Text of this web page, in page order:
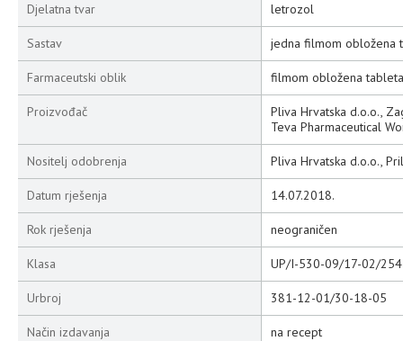
Djelatna tvar letrozol
Sastav jedna filmom obložena
Farmaceutski oblik filmom obložena tableta
Proizvođač
Pliva Hrvatska d.o.o.,
Teva Pharmaceutical
Nositelj odobrenja Pliva Hrvatska d.o.o.,
Datum rješenja 14.07.2018.
Rok rješenja neograničen
Klasa UP/I-530-09/17-02/254
Urbroj 381-12-01/30-18-05
Način izdavanja na recept